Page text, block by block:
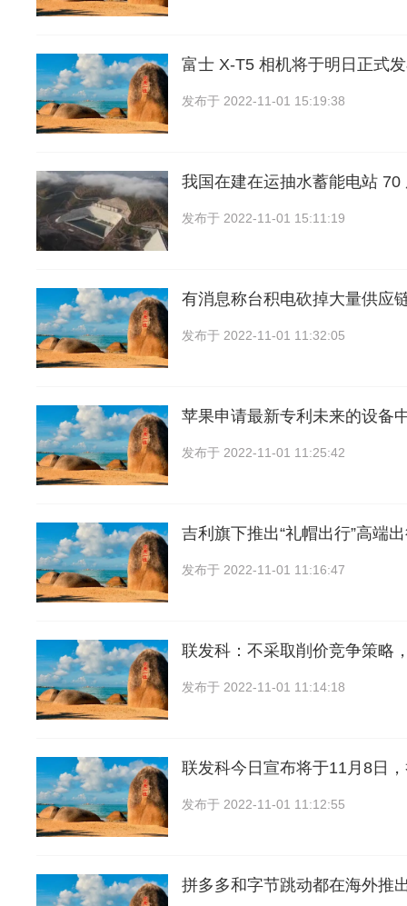
富士 X-T5 相机将于明日正式
发布于 2022-11-01 15:19:38
我国在建在运抽水蓄能电站 70
发布于 2022-11-01 15:11:19
有消息称台积电砍掉大量供应
发布于 2022-11-01 11:32:05
苹果申请最新专利未来的设备
发布于 2022-11-01 11:25:42
吉利旗下推出“礼帽出行”高端
发布于 2022-11-01 11:16:47
联发科：不采取削价竞争策略
发布于 2022-11-01 11:14:18
联发科今日宣布将于11月8日
发布于 2022-11-01 11:12:55
拼多多和字节跳动都在海外推